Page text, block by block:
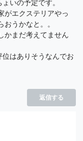
いの予定です。
がエクステリアやっ
うかなと。。
かまだ考えてません
はありそうなんでお
返信する